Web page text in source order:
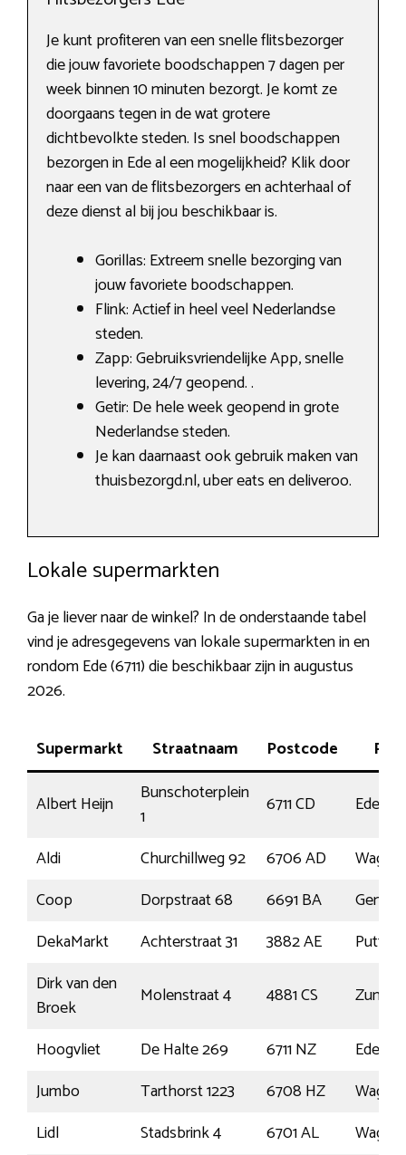
Je kunt profiteren van een snelle flitsbezorger
die jouw favoriete boodschappen 7 dagen per
week binnen 10 minuten bezorgt. Je komt ze
doorgaans tegen in de wat grotere
dichtbevolkte steden. Is snel boodschappen
bezorgen in Ede al een mogelijkheid? Klik door
naar een van de flitsbezorgers en achterhaal of
deze dienst al bij jou beschikbaar is.
Gorillas: Extreem snelle bezorging van
jouw favoriete boodschappen.
Flink: Actief in heel veel Nederlandse
steden.
Zapp: Gebruiksvriendelijke App, snelle
levering, 24/7 geopend. .
Getir: De hele week geopend in grote
Nederlandse steden.
Je kan daarnaast ook gebruik maken van
thuisbezorgd.nl, uber eats en deliveroo.
Lokale supermarkten
Ga je liever naar de winkel? In de onderstaande tabel
vind je adresgegevens van lokale supermarkten in en
rondom Ede (6711) die beschikbaar zijn in augustus
2026.
Supermarkt Straatnaam Postcode
Albert Heijn
Bunschoterplein
1
6711 CD
Ede
Aldi
Churchillweg 92 6706 AD
Coop
Dorpstraat 68 6691 BA
Gendt
DekaMarkt
Achterstraat 31 3882 AE
Putten
Dirk van den
Broek
Molenstraat 4 4881 CS
Zundert
Hoogvliet
De Halte 269 6711 NZ
Ede
Jumbo
Tarthorst 1223 6708 HZ
Lidl
Stadsbrink 4 6701 AL